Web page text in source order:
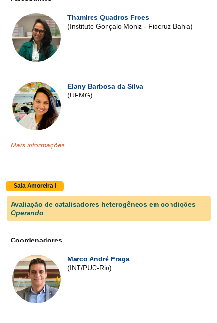
Thamires Quadros Froes
(Instituto Gonçalo Moniz - Fiocruz Bahia)
Elany Barbosa da Silva
(UFMG)
Mais informações
Sala Amoreira I
Avaliação de catalisadores heterogêneos em condições
Operando
Coordenadores
Marco André Fraga
(INT/PUC-Rio)